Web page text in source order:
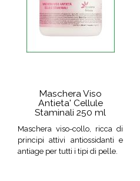
Maschera Viso
Antieta' Cellule
Staminali 250 ml
Maschera viso-collo, ricca di
principi attivi antiossidanti e
antiage per tutti i tipi di pelle.